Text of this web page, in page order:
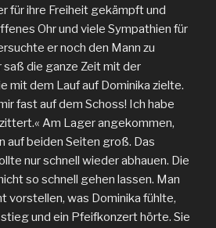
für ihre Freiheit gekämpft und
Ohr und viele Sympathien für
er noch den Mann zu
die ganze Zeit mit der
mit dem Lauf auf Dominika zielte.
fast auf dem Schoss! Ich habe
Am Lager angekommen,
auf beiden Seiten groß. Das
nur schnell wieder abhauen. Die
so schnell gehen lassen. Man
vorstellen, was Dominika fühlte,
und ein Pfeifkonzert hörte. Sie